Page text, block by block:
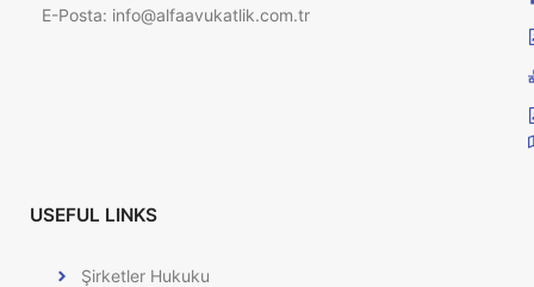
E-Posta: info@alfaavukatlik.com.tr
USEFUL LINKS
Şirketler Hukuku